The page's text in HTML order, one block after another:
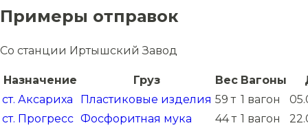
Примеры отправок
Со станции Иртышский Завод
Назначение Груз Вес Вагоны
ст. Аксариха
Пластиковые изделия 59 т 1 вагон
ст. Прогресс Фосфоритная мука 44 т 1 вагон